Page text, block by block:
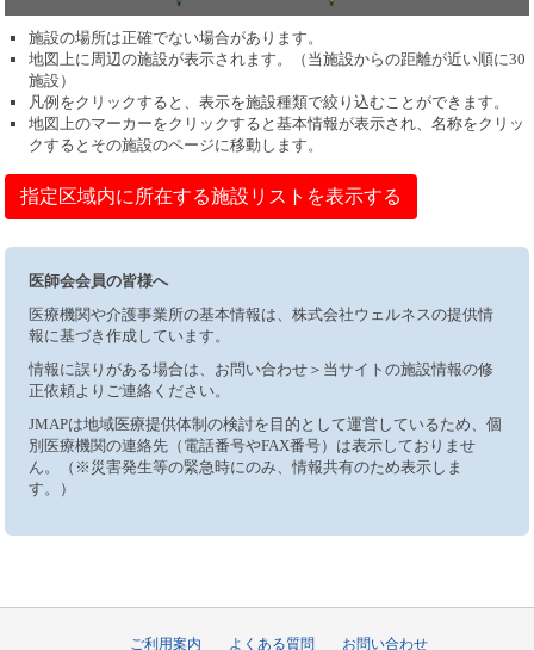
施設の場所は正確でない場合があります。
地図上に周辺の施設が表示されます。（当施設からの距離が近い順に30
施設）
凡例をクリックすると、表示を施設種類で絞り込むことができます。
地図上のマーカーをクリックすると基本情報が表示され、名称をクリッ
クするとその施設のページに移動します。
指定区域内に所在する施設リストを表示する
医師会会員の皆様へ
医療機関や介護事業所の基本情報は、株式会社ウェルネスの提供情
報に基づき作成しています。
情報に誤りがある場合は、お問い合わせ＞当サイトの施設情報の修
正依頼よりご連絡ください。
JMAPは地域医療提供体制の検討を目的として運営しているため、個
別医療機関の連絡先（電話番号やFAX番号）は表示しておりませ
ん。（※災害発生等の緊急時にのみ、情報共有のため表示しま
す。）
ご利用案内 よくある質問 お問い合わせ